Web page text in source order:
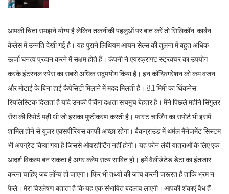
आपकी चिंता समझने योग्य है लेकिन तकनीकी पहलुओं पर बात करें तो सिलिकॉन-कार्बन
केलेस में उन्नति देखी गई है। यह पुराने लिथियम आयन सेल्स की तुलना में बहुत अधिक
ऊर्जा घनत्व प्रदान करने में सक्षम होते हैं। कंपनी ने एयरक्राफ्ट स्ट्रक्चर का उपयोग
करके इंटरनल स्पेस का सबसे अधिक सदुपयोग किया है। इन कॉन्फ़िगरेशन को कम वजन
और मोटाई के बिना हाई कैपेसिटी मिलाने में मदद मिलती है। 8.1 मिमी का थिंकनेस
रियलिस्टिक दिखता है यदि उनकी पैकिंग दक्षता सचमुच बेहतर है। मैंने पिछले महीने सिंगुलर
सेंस की रिपोर्ट पढ़ी थी जो इसका पुष्टीकरण करती है। फास्ट चार्जिंग का सपोर्ट भी इसमें
शामिल होने से यूजर एक्सपीरियंस काफी अच्छा रहेगा। बैकग्राउंड में थर्मल मैनेजमेंट सिस्टम
भी अपग्रेड किया गया है जिससे ओवरहीटिंग नहीं होगी। यह फोन लंबी यात्राओं के लिए एक
आदर्श विकल्प बन सकता है अगर क्लेम सत्य साबित हों। हमें वैलीडेटेड डेटा का इंतजार
करना चाहिए जब लॉन्च हो जाएगा। फिर भी तथ्यों की जांच करनी जरूरत है ताकि भ्रम न
फैले। मेरा विश्लेषण बताता है कि यह एक संभावित बदलाव लाएगी। आपकी शंकाएं वैध हैं